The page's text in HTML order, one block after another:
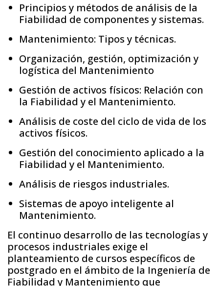
Principios y métodos de análisis de la
Fiabilidad de componentes y sistemas.
Mantenimiento: Tipos y técnicas.
Organización, gestión, optimización y
logística del Mantenimiento
Gestión de activos físicos: Relación con
la Fiabilidad y el Mantenimiento.
Análisis de coste del ciclo de vida de los
activos físicos.
Gestión del conocimiento aplicado a la
Fiabilidad y el Mantenimiento.
Análisis de riesgos industriales.
Sistemas de apoyo inteligente al
Mantenimiento.
El continuo desarrollo de las tecnologías y
procesos industriales exige el
planteamiento de cursos específicos de
postgrado en el ámbito de la Ingeniería de
Fiabilidad y Mantenimiento que